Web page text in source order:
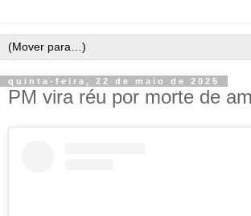
quinta-feira, 22 de maio de 2025
PM vira réu por morte de